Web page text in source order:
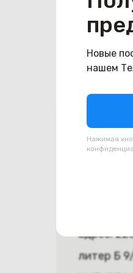
Новые
нашем
Нажимая
адрес:
литер Б